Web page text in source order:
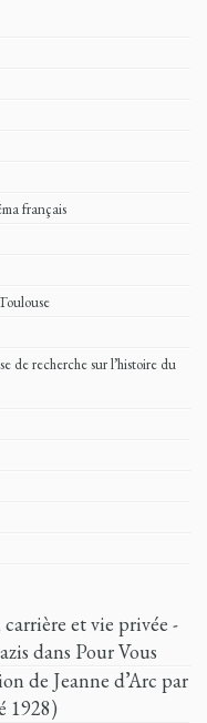
français
de recherche sur l’histoire du
et vie privée -
dans Pour Vous
de Jeanne d’Arc par
1928)